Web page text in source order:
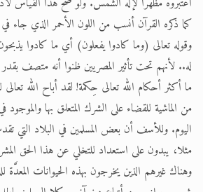
كما ذكره القرآن أنسب من اللون الأحمر الذي جاء في
وقوله تعالى (وما كادوا يفعلون) أي ما كادوا
له.. لأنهم تحت تأثير المصريين ظنوا أنه متصف
ما أكثر أحكام الله تعالى حِكمة! لقد أباح الله تعالى
من الماشية للقضاء على الشرك المتعلق بها
اليوم. وللأسف أن بعض المسلمين في البلاد التي
مثلا، يبدون على استعداد للتخلي عن هذا الحق
وهناك غيرهم الذين يخرجون بهذه الحيوانات المعدَّة